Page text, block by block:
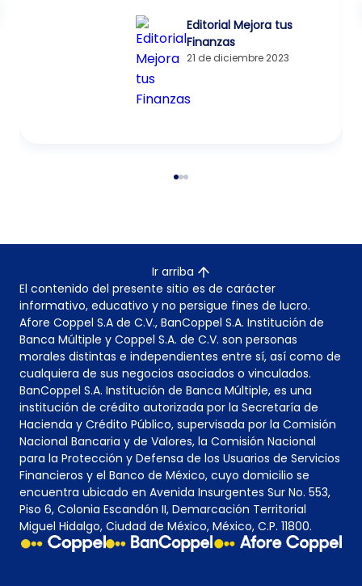
Editorial Mejora tus
Finanzas
21 de diciembre 2023
Ir arriba
El contenido del presente sitio es de carácter
informativo, educativo y no persigue fines de lucro.
Afore Coppel S.A de C.V., BanCoppel S.A. Institución de
Banca Múltiple y Coppel S.A. de C.V. son personas
morales distintas e independientes entre sí, así como de
cualquiera de sus negocios asociados o vinculados.
BanCoppel S.A. Institución de Banca Múltiple, es una
institución de crédito autorizada por la Secretaría de
Hacienda y Crédito Público, supervisada por la Comisión
Nacional Bancaria y de Valores, la Comisión Nacional
para la Protección y Defensa de los Usuarios de Servicios
Financieros y el Banco de México, cuyo domicilio se
encuentra ubicado en Avenida Insurgentes Sur No. 553,
Piso 6, Colonia Escandón II, Demarcación Territorial
Miguel Hidalgo, Ciudad de México, México, C.P. 11800.